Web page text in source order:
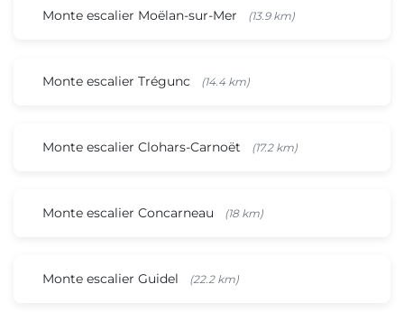
Monte escalier Moëlan-sur-Mer (13.9 km)
Monte escalier Trégunc (14.4 km)
Monte escalier Clohars-Carnoët (17.2 km)
Monte escalier Concarneau (18 km)
Monte escalier Guidel (22.2 km)